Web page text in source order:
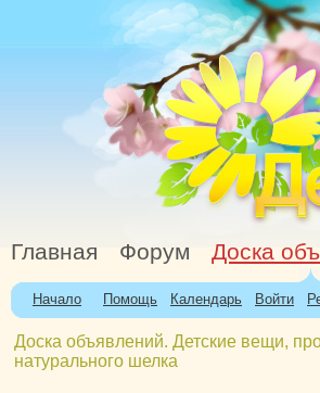
Главная Форум Доска
Начало Помощь Календарь Войти
Доска объявлений. Детские вещи,
натурального шелка